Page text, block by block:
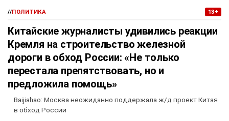
//ПОЛИТИКА 13+
Китайские журналисты удивились реакции
Кремля на строительство железной
дороги в обход России: «Не только
перестала препятствовать, но и
предложила помощь»
Baijiahao: Москва неожиданно поддержала ж/д проект Китая
в обход России